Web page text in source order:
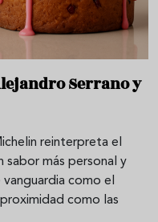
Serrano y
reinterpreta el
sabor más personal y
como el
como las